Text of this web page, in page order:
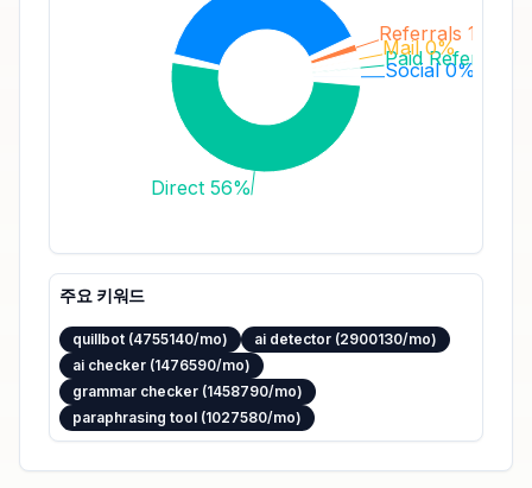
Social 0%
Paid Referrals
Mail 0%
Referrals 1%
Direct 56%
주요 키워드
quillbot (4755140/mo)
ai detector (2900130/mo)
ai checker (1476590/mo)
grammar checker (1458790/mo)
paraphrasing tool (1027580/mo)